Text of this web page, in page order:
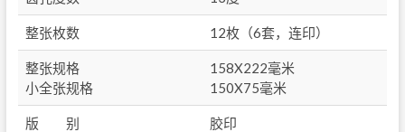
整张枚数 12枚（6套，连印）
整张规格
小全张规格
158X222毫米
150X75毫米
版 别 胶印